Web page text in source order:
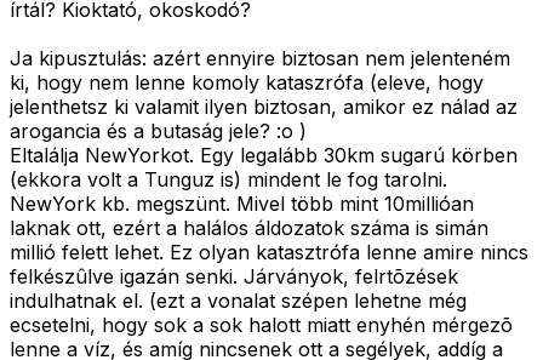
írtál? Kioktató, okoskodó?
Ja kipusztulás: azért ennyire biztosan nem jelenteném
ki, hogy nem lenne komoly kataszrófa (eleve, hogy
jelenthetsz ki valamit ilyen biztosan, amikor ez nálad az
arogancia és a butaság jele? :o )
Eltalálja NewYorkot. Egy legalább 30km sugarú körben
(ekkora volt a Tunguz is) mindent le fog tarolni.
NewYork kb. megszünt. Mivel több mint 10millióan
laknak ott, ezért a halálos áldozatok száma is simán
millió felett lehet. Ez olyan katasztrófa lenne amire nincs
felkészûlve igazán senki. Járványok, felrtõzések
indulhatnak el. (ezt a vonalat szépen lehetne még
ecsetelni, hogy sok a sok halott miatt enyhén mérgezõ
lenne a víz, és amíg nincsenek ott a segélyek, addíg a